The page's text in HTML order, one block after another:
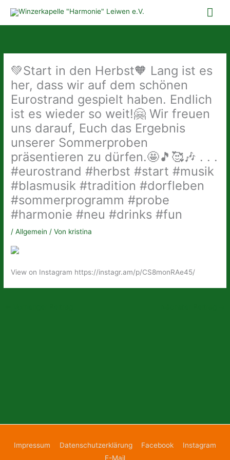
Inhalt
springen
💚Start in den Herbst🧡 Lang ist es
her, dass wir auf dem schönen
Eurostrand gespielt haben. Endlich
ist es wieder so weit!🤗 Wir freuen
uns darauf, Euch das Ergebnis
unserer Sommerproben
präsentieren zu dürfen.🤩🎵🥰🎶 . . .
#eurostrand #herbst #start #musik
#blasmusik #tradition #dorfleben
#sommerprogramm #probe
#harmonie #neu #drinks #fun
/Allgemein / Von kristina
View on Instagram https://instagr.am/p/CS8monRAe45/
Impressum Datenschutzerklärung Facebook
Instagram
E-Mail